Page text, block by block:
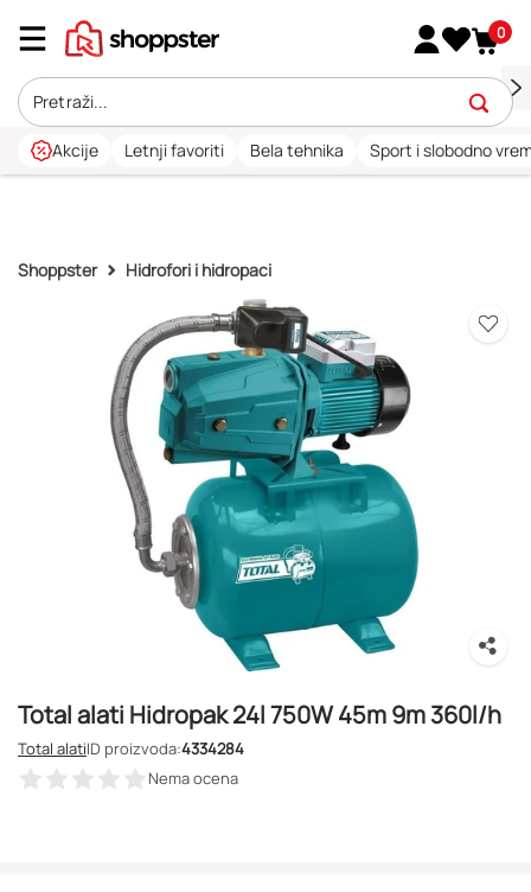
0
Akcije Letnji favoriti Bela tehnika Sport i slobodno
Shoppster Hidrofori i hidropaci
Total alati Hidropak 24l 750W 45m 9m 360l/h
Total alatiID proizvoda:4334284
Nema ocena